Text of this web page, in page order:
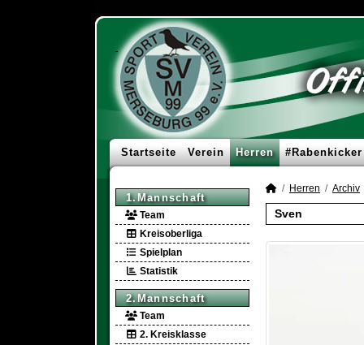
Startseite Verein Herren #Rabenkicker
1.Mannschaft
Team
Kreisoberliga
Spielplan
Statistik
2.Mannschaft
Team
2. Kreisklasse
Herren Archiv
Sven